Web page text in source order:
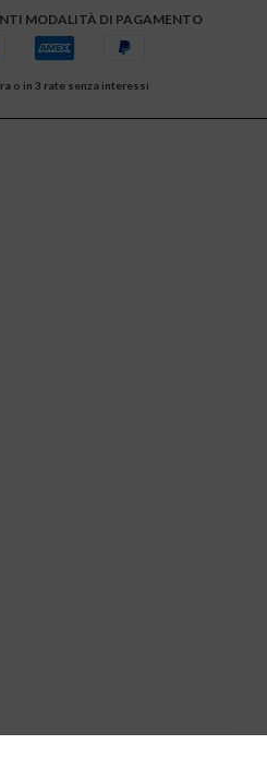
MODALITÀ DI PAGAMENTO
o in 3 rate senza interessi